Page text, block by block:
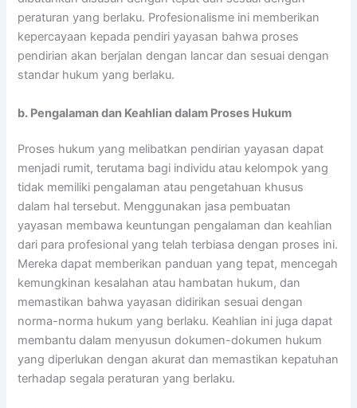
peraturan yang berlaku. Profesionalisme ini memberikan
kepercayaan kepada pendiri yayasan bahwa proses
pendirian akan berjalan dengan lancar dan sesuai dengan
standar hukum yang berlaku.
b. Pengalaman dan Keahlian dalam Proses Hukum
Proses hukum yang melibatkan pendirian yayasan dapat
menjadi rumit, terutama bagi individu atau kelompok yang
tidak memiliki pengalaman atau pengetahuan khusus
dalam hal tersebut. Menggunakan jasa pembuatan
yayasan membawa keuntungan pengalaman dan keahlian
dari para profesional yang telah terbiasa dengan proses ini.
Mereka dapat memberikan panduan yang tepat, mencegah
kemungkinan kesalahan atau hambatan hukum, dan
memastikan bahwa yayasan didirikan sesuai dengan
norma-norma hukum yang berlaku. Keahlian ini juga dapat
membantu dalam menyusun dokumen-dokumen hukum
yang diperlukan dengan akurat dan memastikan kepatuhan
terhadap segala peraturan yang berlaku.